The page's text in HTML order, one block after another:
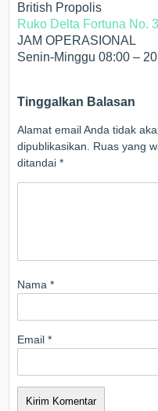
British Propolis
Ruko Delta Fortuna No.
JAM OPERASIONAL
Senin-Minggu 08:00 –
Tinggalkan Balasan
Alamat email Anda tidak
dipublikasikan.
Ruas yang
ditandai*
Nama*
Email*